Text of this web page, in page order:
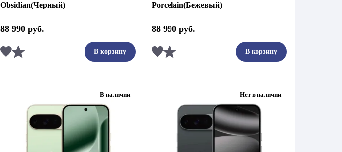
Obsidian(Черный)
88 990 руб.
Сравнить В корзину
Porcelain(Бежевый)
88 990 руб.
Сравнить В корзину
В наличии Нет в наличии